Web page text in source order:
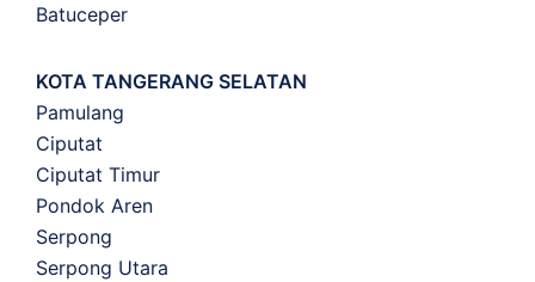
Batuceper
KOTA TANGERANG SELATAN
Pamulang
Ciputat
Ciputat Timur
Pondok Aren
Serpong
Serpong Utara